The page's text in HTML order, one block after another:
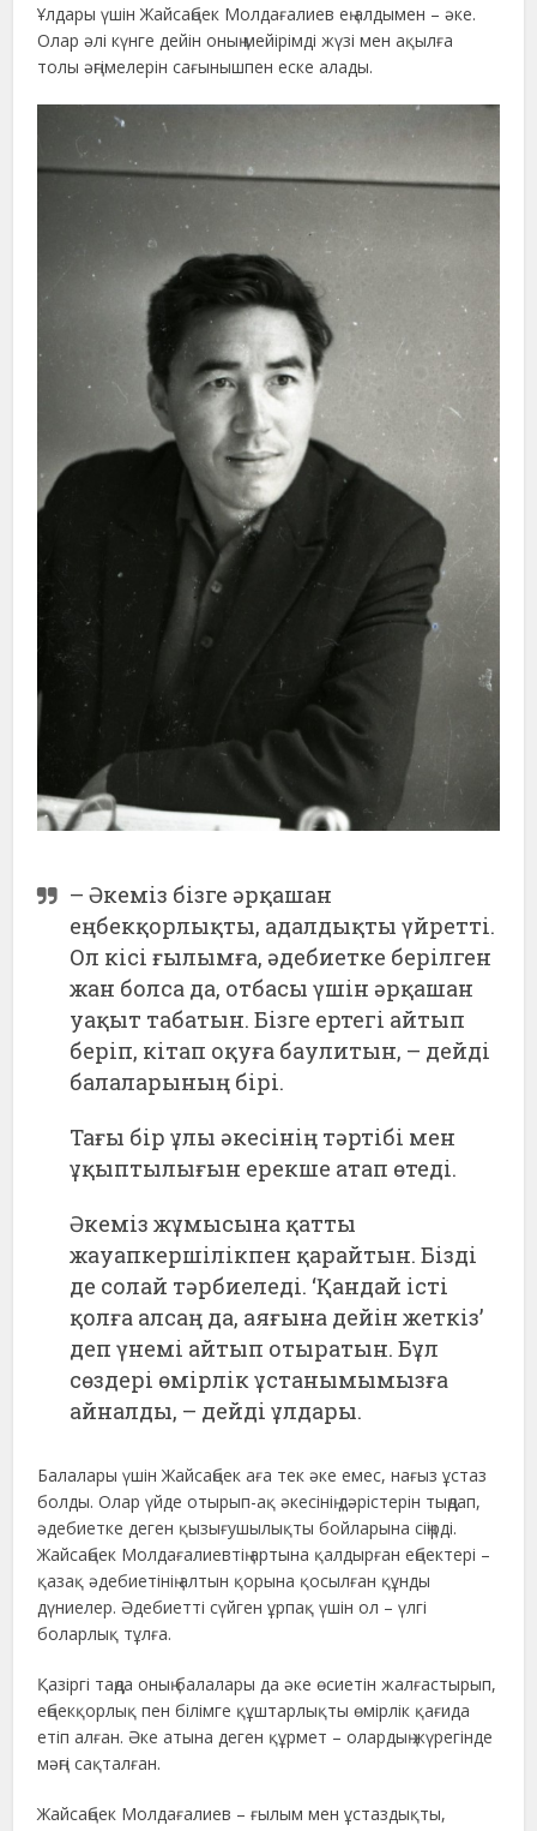
Ұлдары үшін Жайсаңбек Молдағалиев ең алдымен – әке.
Олар әлі күнге дейін оның мейірімді жүзі мен ақылға
толы әңгімелерін сағынышпен еске алады.
– Әкеміз бізге әрқашан
еңбекқорлықты, адалдықты үйретті.
Ол кісі ғылымға, әдебиетке берілген
жан болса да, отбасы үшін әрқашан
уақыт табатын. Бізге ертегі айтып
беріп, кітап оқуға баулитын, – дейді
балаларының бірі.
Тағы бір ұлы әкесінің тәртібі мен
ұқыптылығын ерекше атап өтеді.
Әкеміз жұмысына қатты
жауапкершілікпен қарайтын. Бізді
де солай тәрбиеледі. ‘Қандай істі
қолға алсаң да, аяғына дейін жеткіз’
деп үнемі айтып отыратын. Бұл
сөздері өмірлік ұстанымымызға
айналды, – дейді ұлдары.
Балалары үшін Жайсаңбек аға тек әке емес, нағыз ұстаз
болды. Олар үйде отырып-ақ әкесінің дәрістерін тыңдап,
әдебиетке деген қызығушылықты бойларына сіңірді.
Жайсаңбек Молдағалиевтің артына қалдырған еңбектері –
қазақ әдебиетінің алтын қорына қосылған құнды
дүниелер. Әдебиетті сүйген ұрпақ үшін ол – үлгі
боларлық тұлға.
Қазіргі таңда оның балалары да әке өсиетін жалғастырып,
еңбекқорлық пен білімге құштарлықты өмірлік қағида
етіп алған. Әке атына деген құрмет – олардың жүрегінде
мәңгі сақталған.
Жайсаңбек Молдағалиев – ғылым мен ұстаздықты,